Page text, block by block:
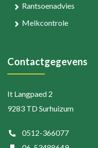
Rantsoenadvies
Melkcontrole
Contactgegevens
It Langpaed 2
9283 TD Surhuizum
0512-366077